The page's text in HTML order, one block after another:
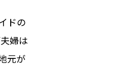
ドの
婦は
元が